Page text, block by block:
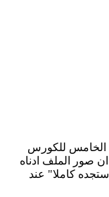
للكورس
مع العلم ان صور الملف ادناه
كاملا" عند